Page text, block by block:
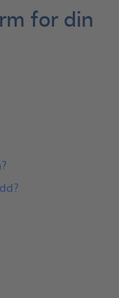
for din